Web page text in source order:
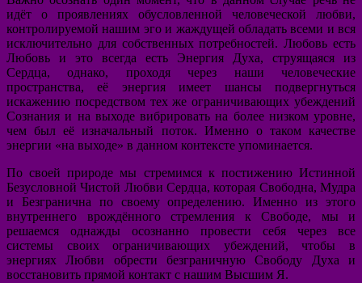
идёт о проявлениях обусловленной человеческой любви,
контролируемой нашим эго и жаждущей обладать всеми и вся
исключительно для собственных потребностей. Любовь есть
Любовь и это всегда есть Энергия Духа, струящаяся из
Сердца, однако, проходя через наши человеческие
пространства, её энергия имеет шансы подвергнуться
искажению посредством тех же ограничивающих убеждений
Сознания и на выходе вибрировать на более низком уровне,
чем был её изначальный поток. Именно о таком качестве
энергии «на выходе» в данном контексте упоминается.
По своей природе мы стремимся к постижению Истинной
Безусловной Чистой Любви Сердца, которая Свободна, Мудра
и Безгранична по своему определению. Именно из этого
внутреннего врождённого стремления к Свободе, мы и
решаемся однажды осознанно провести себя через все
системы своих ограничивающих убеждений, чтобы в
энергиях Любви обрести безграничную Свободу Духа и
восстановить прямой контакт с нашим Высшим Я.